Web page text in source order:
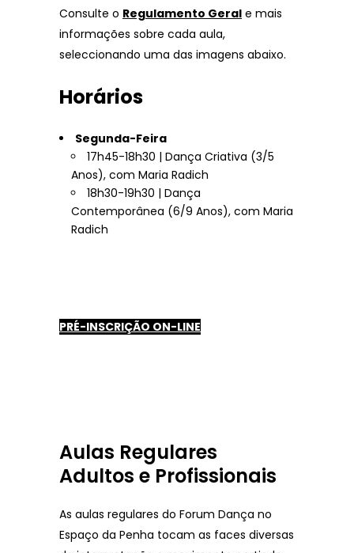
Consulte o Regulamento Geral e mais
informações sobre cada aula,
seleccionando uma das imagens abaixo.
Horários
Segunda-Feira
17h45-18h30 | Dança Criativa (3/5
Anos), com Maria Radich
18h30-19h30 | Dança
Contemporânea (6/9 Anos), com Maria
Radich
PRÉ-INSCRIÇÃO ON-LINE
Aulas Regulares
Adultos e Profissionais
As aulas regulares do Forum Dança no
Espaço da Penha tocam as faces diversas